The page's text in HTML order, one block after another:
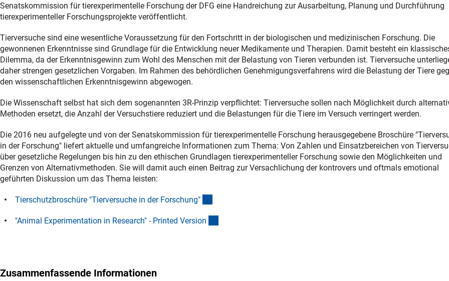
Senatskommission für tierexperimentelle Forschung der DFG eine Handreichung zur Ausarbeitung, Planung und Durchführung
tierexperimenteller Forschungsprojekte veröffentlicht.
Tierversuche sind eine wesentliche Voraussetzung für den Fortschritt in der biologischen und medizinischen Forschung. Die
gewonnenen Erkenntnisse sind Grundlage für die Entwicklung neuer Medikamente und Therapien. Damit besteht ein
Dilemma, da der Erkenntnisgewinn zum Wohl des Menschen mit der Belastung von Tieren verbunden ist. Tierversuche
daher strengen gesetzlichen Vorgaben. Im Rahmen des behördlichen Genehmigungsverfahrens wird die Belastung der Tiere
den wissenschaftlichen Erkenntnisgewinn abgewogen.
Die Wissenschaft selbst hat sich dem sogenannten 3R-Prinzip verpflichtet: Tierversuche sollen nach Möglichkeit durch
Methoden ersetzt, die Anzahl der Versuchstiere reduziert und die Belastungen für die Tiere im Versuch verringert werden.
Die 2016 neu aufgelegte und von der Senatskommission für tierexperimentelle Forschung herausgegebene Broschüre
in der Forschung" liefert aktuelle und umfangreiche Informationen zum Thema: Von Zahlen und Einsatzbereichen von
über gesetzliche Regelungen bis hin zu den ethischen Grundlagen tierexperimenteller Forschung sowie den Möglichkeiten und
Grenzen von Alternativmethoden. Sie will damit auch einen Beitrag zur Versachlichung der kontrovers und oftmals emotional
geführten Diskussion um das Thema leisten:
Tierschutzbroschüre "Tierversuche in der Forschung"
"Animal Experimentation in Research" - Printed Version
Zusammenfassende Informationen